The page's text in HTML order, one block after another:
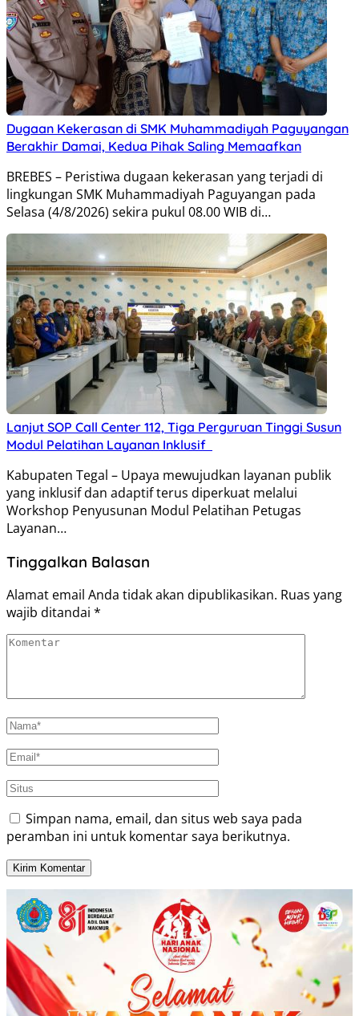
Dugaan Kekerasan di SMK Muhammadiyah Paguyangan
Berakhir Damai, Kedua Pihak Saling Memaafkan
BREBES – Peristiwa dugaan kekerasan yang terjadi di
lingkungan SMK Muhammadiyah Paguyangan pada
Selasa (4/8/2026) sekira pukul 08.00 WIB di…
Lanjut SOP Call Center 112, Tiga Perguruan Tinggi Susun
Modul Pelatihan Layanan Inklusif
Kabupaten Tegal – Upaya mewujudkan layanan publik
yang inklusif dan adaptif terus diperkuat melalui
Workshop Penyusunan Modul Pelatihan Petugas
Layanan…
Tinggalkan Balasan
Alamat email Anda tidak akan dipublikasikan. Ruas yang
wajib ditandai *
Simpan nama, email, dan situs web saya pada
peramban ini untuk komentar saya berikutnya.